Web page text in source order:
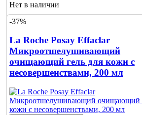
Нет в наличии
Сообщить
-37%
La Roche Posay Effaclar
Микроотшелушивающий
очищающий гель для кожи с
несовершенствами, 200 мл